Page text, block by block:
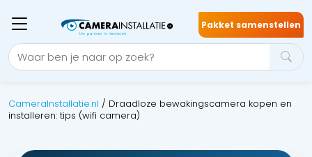
Pakket samenstellen
CameraInstallatie.nl / Draadloze bewakingscamera kopen en
installeren: tips (wifi camera)